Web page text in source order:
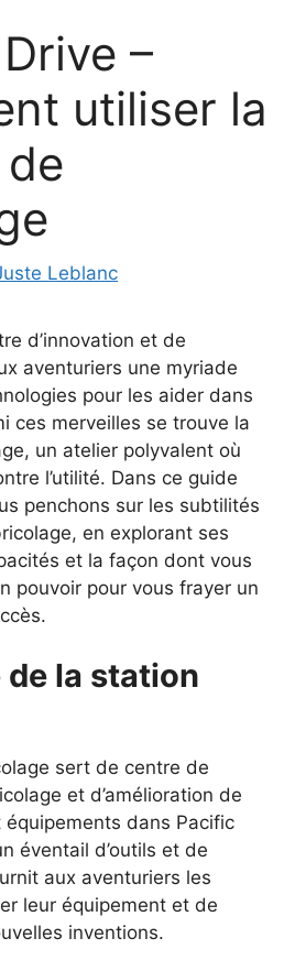
–
utiliser la
Leblanc
d’innovation et de
aventuriers une myriade
pour les aider dans
ces merveilles se trouve la
un atelier polyvalent où
l’utilité. Dans ce guide
penchons sur les subtilités
en explorant ses
et la façon dont vous
pouvoir pour vous frayer un
de la station
sert de centre de
et d’amélioration de
dans Pacific
éventail d’outils et de
aux aventuriers les
leur équipement et de
inventions.